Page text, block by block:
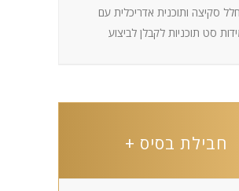
חבילת בסיס +
סקיצה ותוכנית אדריכלית עם
סט תוכניות לקבלן לביצוע